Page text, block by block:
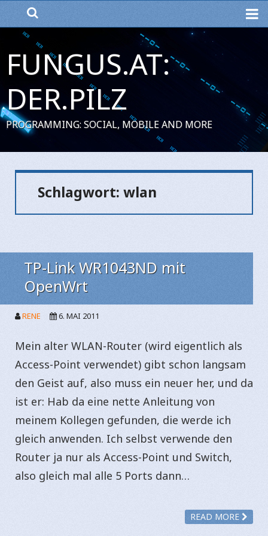
FUNGUS.AT:
DER.PILZ
PROGRAMMING: SOCIAL, MOBILE AND MORE
Schlagwort: wlan
TP-Link WR1043ND mit
OpenWrt
RENE 6. MAI 2011
Mein alter WLAN-Router (wird eigentlich als
Access-Point verwendet) gibt schon langsam
den Geist auf, also muss ein neuer her, und da
ist er: Hab da eine nette Anleitung von
meinem Kollegen gefunden, die werde ich
gleich anwenden. Ich selbst verwende den
Router ja nur als Access-Point und Switch,
also gleich mal alle 5 Ports dann…
READ MORE